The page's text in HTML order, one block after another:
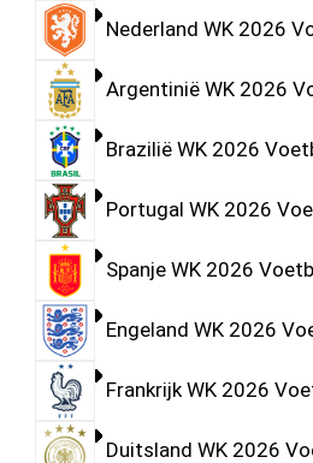
Nederland WK 2026
Argentinië WK 2026
Brazilië WK 2026
Portugal WK 2026
Spanje WK 2026
Engeland WK 2026
Frankrijk WK 2026
Duitsland WK 2026